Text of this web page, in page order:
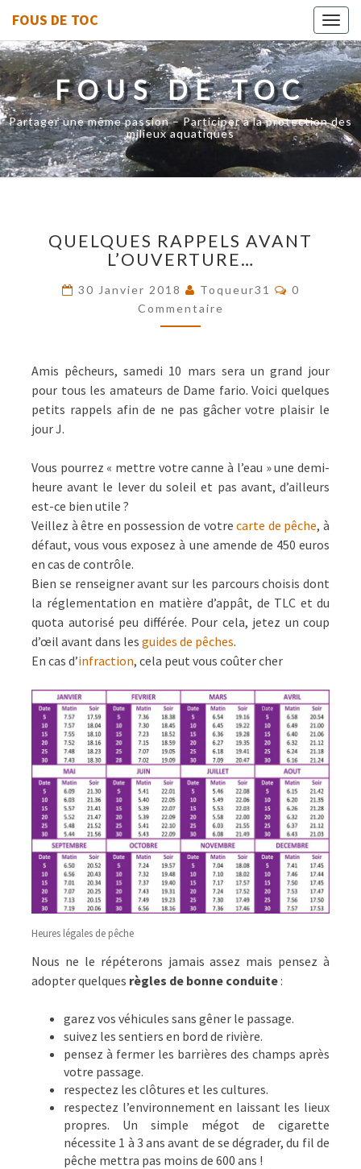
FOUS DE TOC
FOUS DE TOC
Partager une même passion – Participer à la protection des
milieux aquatiques
RAPPELS
AVANT
QUELQUES RAPPELS AVANT
L’OUVERTURE…
30 Janvier 2018 Toqueur31
0
Commentaire
Amis pêcheurs, samedi 10 mars sera un grand jour
pour tous les amateurs de Dame fario. Voici quelques
petits rappels afin de ne pas gâcher votre plaisir le
jour J.
Vous pourrez « mettre votre canne à l’eau » une demi-
heure avant le lever du soleil et pas avant, d’ailleurs
est-ce bien utile ?
Veillez à être en possession de votrecarte de pêche, à
défaut, vous vous exposez à une amende de 450 euros
en cas de contrôle.
Bien se renseigner avant sur les parcours choisis dont
la réglementation en matière d’appât, de TLC et du
quota autorisé peu différée. Pour cela, jetez un coup
d’œil avant dans les guides de pêches.
En cas d’infraction, cela peut vous coûter cher
Heures légales de pêche
Nous ne le répéterons jamais assez mais pensez à
adopter quelques règles de bonne conduite:
garez vos véhicules sans gêner le passage.
suivez les sentiers en bord de rivière.
pensez à fermer les barrières des champs après
votre passage.
respectez les clôtures et les cultures.
respectez l’environnement en laissant les lieux
propres. Un simple mégot de cigarette
nécessite 1 à 3 ans avant de se dégrader, du fil de
pêche mettra pas moins de 600 ans !